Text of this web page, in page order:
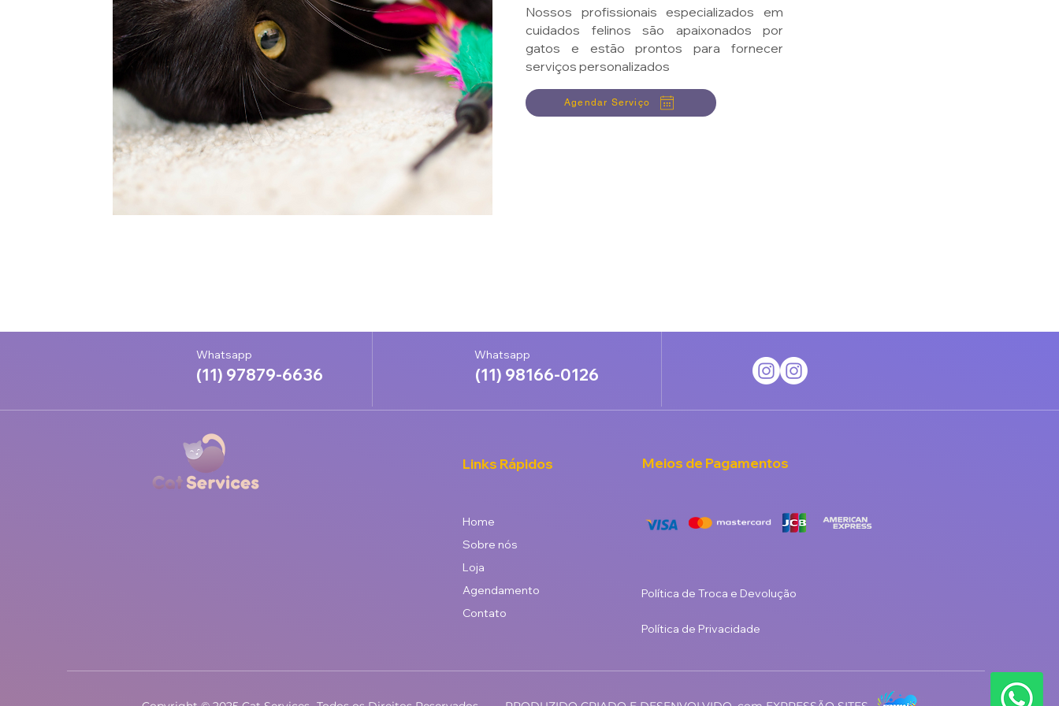
Nossos profissionais especializados em
cuidados felinos são apaixonados por
gatos e estão prontos para fornecer
serviços personalizados
Agendar Serviço
(11) 97879-6636 (11) 98166-0126
Whatsapp
Links Rápidos Meios de Pagamentos
Home
Sobre nós
Loja
Agendamento
Contato
Política de Troca e Devolução
Política de Privacidade
Whatsapp